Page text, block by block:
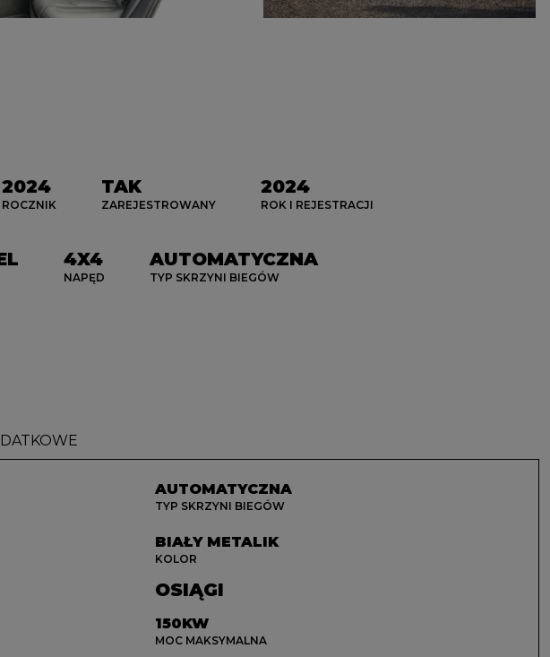
2024
ROCZNIK
TAK
ZAREJESTROWANY
2024
ROK I REJESTRACJI
4X4
NAPĘD
AUTOMATYCZNA
TYP SKRZYNI BIEGÓW
AUTOMATYCZNA
TYP SKRZYNI BIEGÓW
BIAŁY METALIK
KOLOR
OSIĄGI
150KW
MOC MAKSYMALNA